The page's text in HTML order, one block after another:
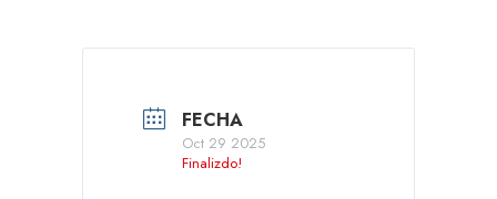
FECHA
Oct 29 2025
Finalizdo!